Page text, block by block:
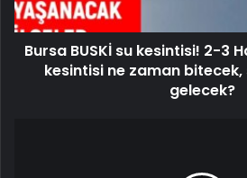
Bursa BUSKİ su kesintisi! 2-3
kesintisi ne zaman
gelecek?